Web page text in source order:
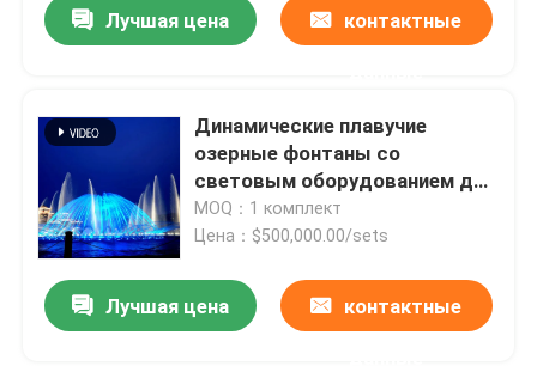
Лучшая цена контактные
Динамические плавучие
озерные фонтаны со
световым оборудованием для
развлечений
MOQ：1 комплект
Цена：$500,000.00/sets
Лучшая цена контактные